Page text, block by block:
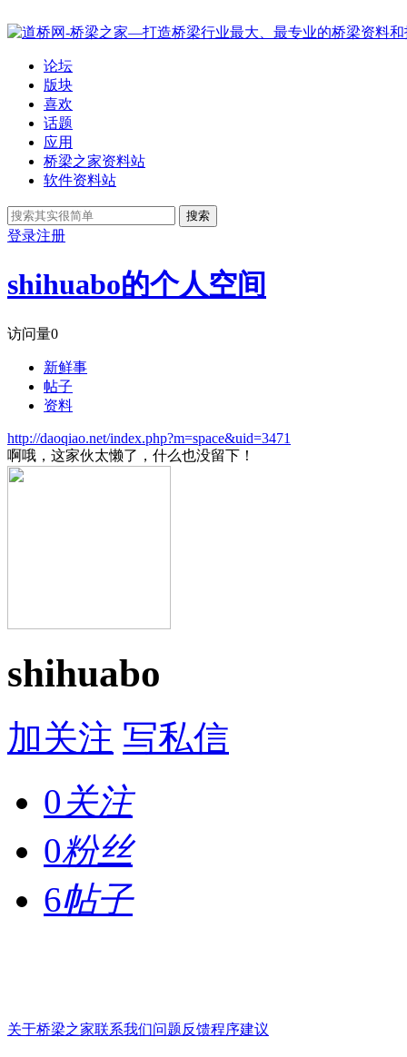
论坛
版块
喜欢
话题
应用
桥梁之家资料站
软件资料站
搜索
登录注册
shihuabo的个人空间
访问量0
新鲜事
帖子
资料
http://daoqiao.net/index.php?m=space&uid=3471
啊哦，这家伙太懒了，什么也没留下！
shihuabo
加关注 写私信
0关注
0粉丝
6帖子
关于桥梁之家联系我们问题反馈程序建议